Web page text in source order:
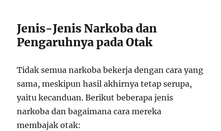
Jenis-Jenis Narkoba dan
Pengaruhnya pada Otak
Tidak semua narkoba bekerja dengan cara yang
sama, meskipun hasil akhirnya tetap serupa,
yaitu kecanduan. Berikut beberapa jenis
narkoba dan bagaimana cara mereka
membajak otak: